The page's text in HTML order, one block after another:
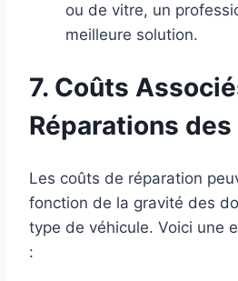
ou de vitre, un
meilleure solution.
7. Coûts
Réparations
Les coûts de réparation
fonction de la gravité des
type de véhicule. Voici une
: